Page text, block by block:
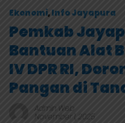
Ekonomi,Info Jayapura
Pemkab
Bantuan Alat
IV DPR RI,
Pangan di
Admin Web
November 1, 2025